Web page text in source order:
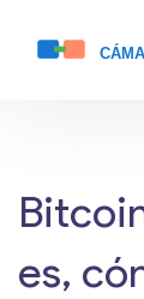
es,